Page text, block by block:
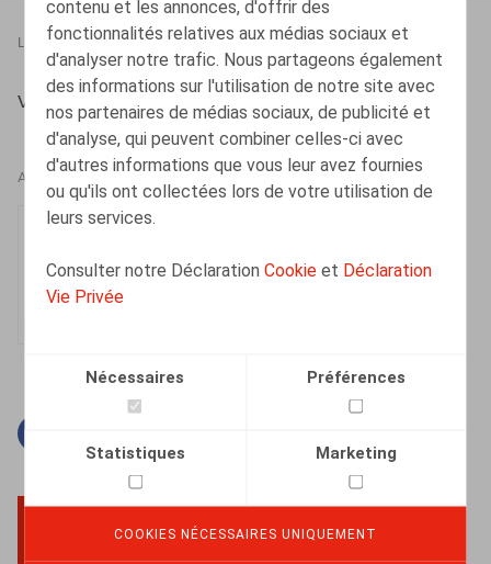
contenu et les annonces, d'offrir des
fonctionnalités relatives aux médias sociaux et
d'analyser notre trafic. Nous partageons également
des informations sur l'utilisation de notre site avec
nos partenaires de médias sociaux, de publicité et
d'analyse, qui peuvent combiner celles-ci avec
d'autres informations que vous leur avez fournies
ou qu'ils ont collectées lors de votre utilisation de
leurs services.
Consulter notre DéclarationCookie et Déclaration
Vie Privée
Nécessaires Préférences
Statistiques Marketing
COOKIES NÉCESSAIRES UNIQUEMENT
LEGAL MAGAZINES 09.03.2016
Vandeput, D., Or. 2016/2, pp. 38-60
AUTEURS